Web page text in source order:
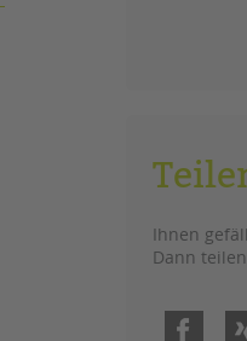
Ihnen
Dann